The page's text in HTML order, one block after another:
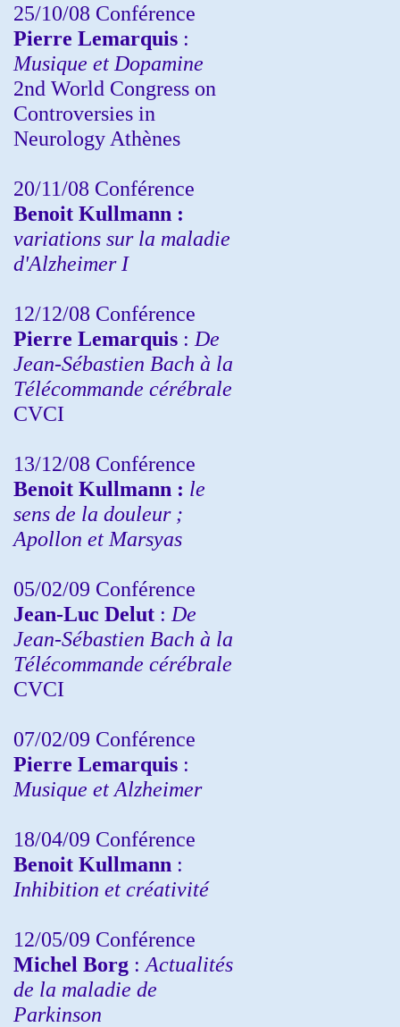
25/10/08 Conférence
Pierre Lemarquis :
Musique et Dopamine
2nd World Congress on
Controversies in
Neurology Athènes
20/11/08 Conférence
Benoit Kullmann :
variations sur la maladie
d'Alzheimer I
12/12/08 Conférence
Pierre Lemarquis : De
Jean-Sébastien Bach à la
Télécommande cérébrale
CVCI
13/12/08 Conférence
Benoit Kullmann : le
sens de la douleur ;
Apollon et Marsyas
05/02/09 Conférence
Jean-Luc Delut : De
Jean-Sébastien Bach à la
Télécommande cérébrale
CVCI
07/02/09 Conférence
Pierre Lemarquis :
Musique et Alzheimer
18/04/09 Conférence
Benoit Kullmann :
Inhibition et créativité
12/05/09 Conférence
Michel Borg : Actualités
de la maladie de
Parkinson